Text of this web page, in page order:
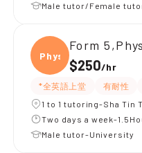
Male tutor/Female
Physi
Form
$250/hr
*全英語上堂 有耐性
1 to 1 tutoring-Sha Tin
Two days a week-
Male tutor-University